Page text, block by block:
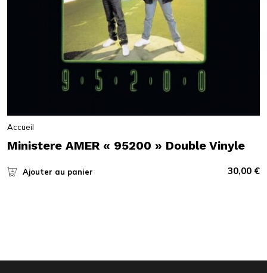
Accueil
Ministere AMER « 95200 » Double Vinyle
Ajouter au panier 30,00 €